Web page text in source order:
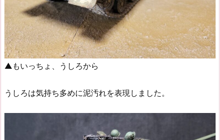
▲もいっちょ、うしろから
うしろは気持ち多めに泥汚れを表現しました。